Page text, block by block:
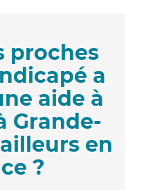
proches
a
aide à
Grande-
en
?